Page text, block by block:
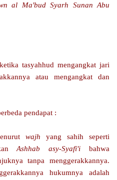
al Ma'bud Syarh Sunan Abu
tasyahhud mengangkat jari
atau mengangkat dan
pendapat :
wajh yang sahih seperti
Ashhab asy-Syafi'ibahwa
tanpa menggerakkannya.
hukumnya adalah